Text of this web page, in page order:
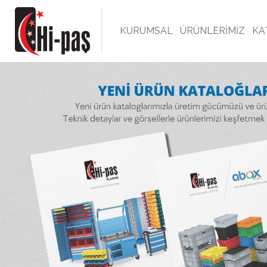
KURUMSAL ÜRÜNLERİMİZ
KUTU,